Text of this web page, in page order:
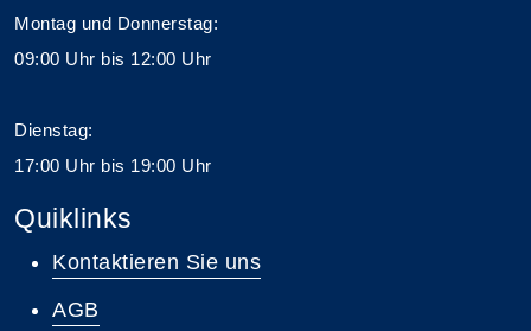
Montag und Donnerstag:
09:00 Uhr bis 12:00 Uhr
Dienstag:
17:00 Uhr bis 19:00 Uhr
Quiklinks
Kontaktieren Sie uns
AGB